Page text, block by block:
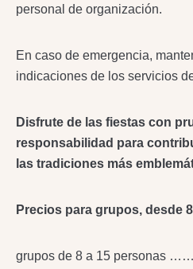
personal de organización.
En caso de emergencia,
indicaciones de los servicios
Disfrute de las fiestas con
responsabilidad para
las tradiciones más
Precios para grupos, desde
grupos de 8 a 15 personas